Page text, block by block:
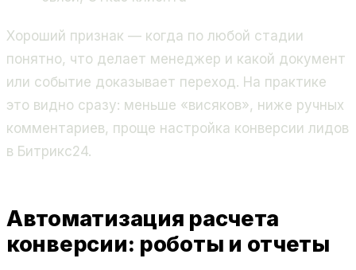
Хороший признак — когда по любой стадии
понятно, что делает менеджер и какой документ
или событие доказывает переход. На практике
это видно сразу: меньше «висяков», ниже ручных
комментариев, проще настройка конверсии лидов
в Битрикс24.
Автоматизация расчета
конверсии: роботы и отчеты